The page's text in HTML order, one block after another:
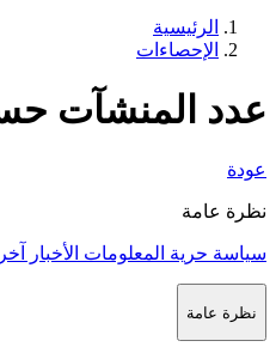
الرئيسية
الإحصاءات
عدد المنشآت
عودة
نظرة عامة
سياسة حرية المعلومات الأخبار
نظرة عامة